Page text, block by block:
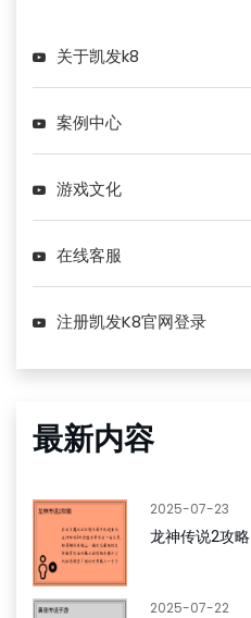
关于凯发k8
案例中心
游戏文化
在线客服
注册凯发K8官网登录
最新内容
2025-07-23
龙神传说2攻略
2025-07-22